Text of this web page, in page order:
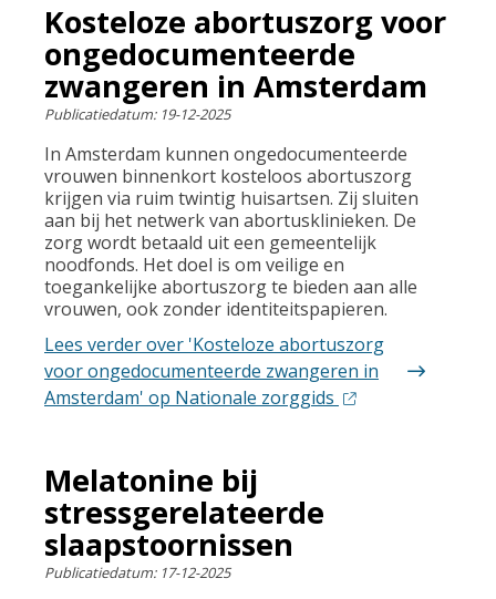
Kosteloze abortuszorg voor
ongedocumenteerde
zwangeren in Amsterdam
Publicatiedatum: 19-12-2025
In Amsterdam kunnen ongedocumenteerde
vrouwen binnenkort kosteloos abortuszorg
krijgen via ruim twintig huisartsen. Zij sluiten
aan bij het netwerk van abortusklinieken. De
zorg wordt betaald uit een gemeentelijk
noodfonds. Het doel is om veilige en
toegankelijke abortuszorg te bieden aan alle
vrouwen, ook zonder identiteitspapieren.
Lees verderover 'Kosteloze abortuszorg
voor ongedocumenteerde zwangeren in
Amsterdam' op Nationale zorggids
Melatonine bij
stressgerelateerde
slaapstoornissen
Publicatiedatum: 17-12-2025